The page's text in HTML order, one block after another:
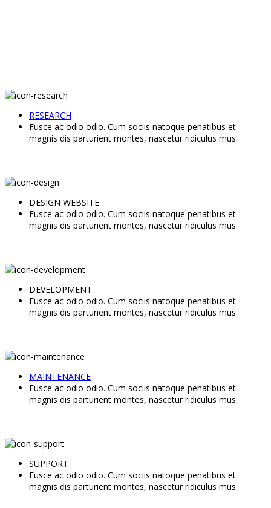
RESEARCH
Fusce ac odio odio. Cum sociis natoque penatibus et
magnis dis parturient montes, nascetur ridiculus mus.
DESIGN WEBSITE
Fusce ac odio odio. Cum sociis natoque penatibus et
magnis dis parturient montes, nascetur ridiculus mus.
DEVELOPMENT
Fusce ac odio odio. Cum sociis natoque penatibus et
magnis dis parturient montes, nascetur ridiculus mus.
MAINTENANCE
Fusce ac odio odio. Cum sociis natoque penatibus et
magnis dis parturient montes, nascetur ridiculus mus.
SUPPORT
Fusce ac odio odio. Cum sociis natoque penatibus et
magnis dis parturient montes, nascetur ridiculus mus.